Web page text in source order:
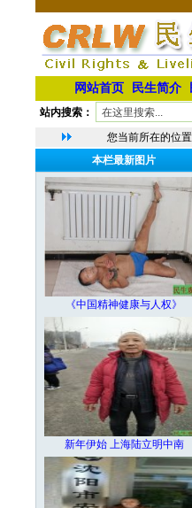
网站首页 民生简介
站内搜索：
您当前所在的位置
本栏最新图片
《中国精神健康与人权》
新年伊始 上海陆立明中南